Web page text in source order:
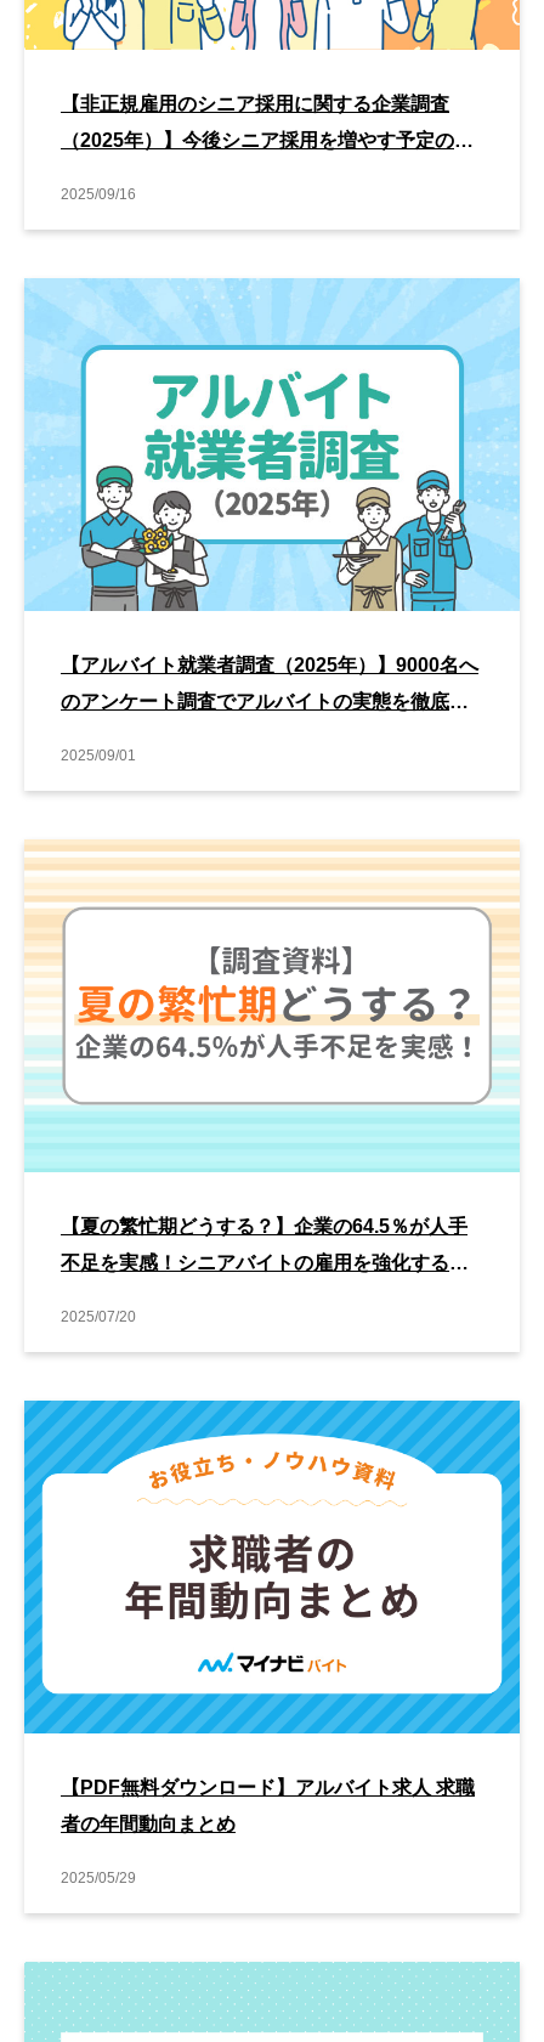
【非正規雇用のシニア採用に関する企業調査
（2025年）】今後シニア採用を増やす予定の業
2025/09/16
【アルバイト就業者調査（2025年）】9000名へ
のアンケート調査でアルバイトの実態を徹底解
2025/09/01
【夏の繁忙期どうする？】企業の64.5％が人手
不足を実感！シニアバイトの雇用を強化する傾
2025/07/20
【PDF無料ダウンロード】アルバイト求人 求職
者の年間動向まとめ
2025/05/29